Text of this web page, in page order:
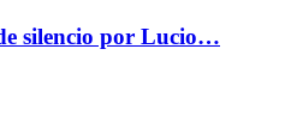
silencio por Lucio…